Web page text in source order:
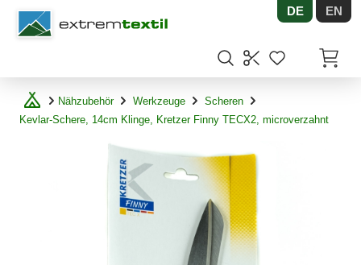
Shopware DE EN
Nähzubehör Werkzeuge
Scheren
Kevlar-Schere, 14cm Klinge, Kretzer Finny TECX2, microverzahnt